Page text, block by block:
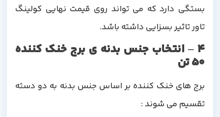
بستگی دارد که می تواند روی قیمت نهایی کولینگ
تاور تاثیر بسزایی داشته باشد.
4 – انتخاب جنس بدنه ی برج خنک کننده
برج های خنک کننده بر اساس جنس بدنه به دو دسته
تقسیم می شوند :